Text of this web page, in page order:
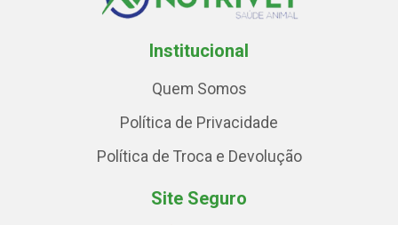
Institucional
Quem Somos
Política de Privacidade
Política de Troca e Devolução
Site Seguro